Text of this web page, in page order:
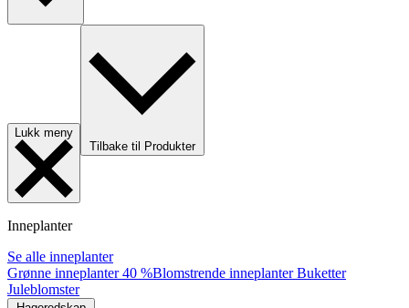
Lukk meny
Tilbake til Produkter
Inneplanter
Se alle inneplanter
Grønne inneplanter40 %Blomstrende inneplanterBuketter
Juleblomster